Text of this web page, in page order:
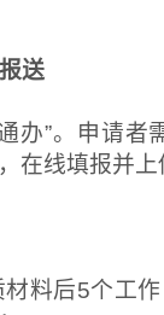
送
”。申请者
在线填报并
后5个工作